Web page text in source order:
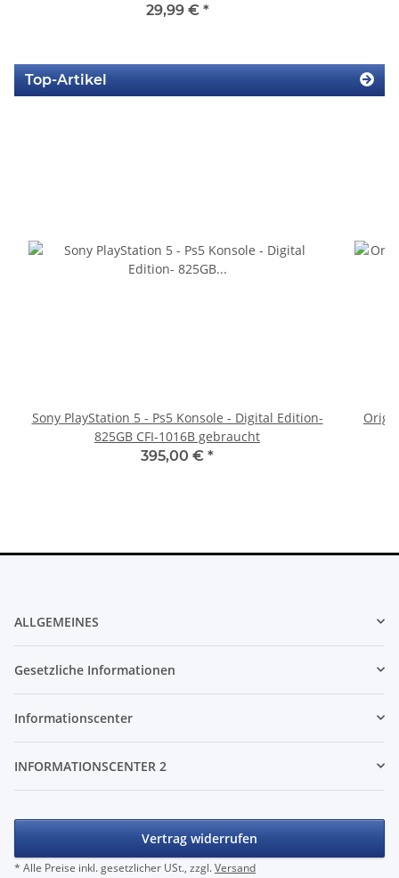
29,99 € *
Top-Artikel
Sony PlayStation 5 - Ps5 Konsole - Digital Edition-
825GB CFI-1016B gebraucht
395,00 € *
ALLGEMEINES
Gesetzliche Informationen
Informationscenter
INFORMATIONSCENTER 2
Vertrag widerrufen
* Alle Preise inkl. gesetzlicher USt., zzgl.Versand